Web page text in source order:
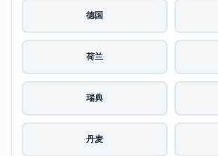
德国
荷兰
瑞典
丹麦